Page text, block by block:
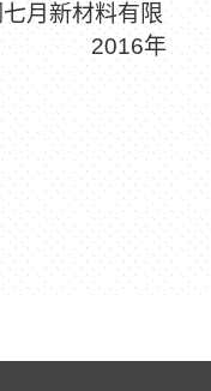
月新材料有限
年